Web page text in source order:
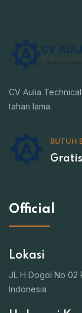
CV Aulia
tahan lama.
BUTUH
Official
Lokasi
JL H Dogol No 02
Indonesia